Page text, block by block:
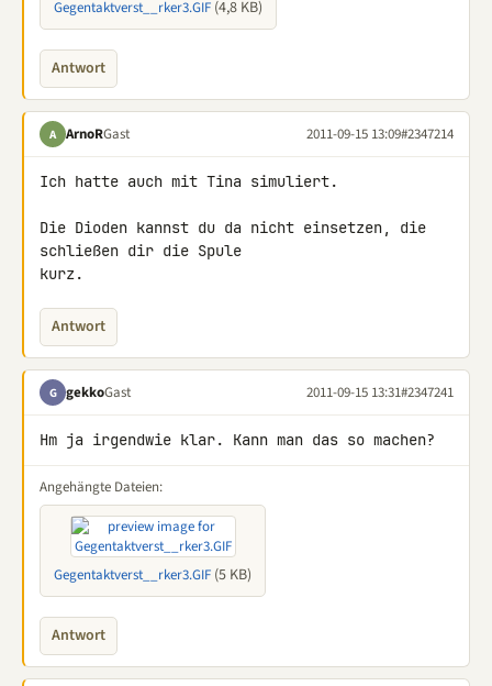
Gegentaktverst__rker3.GIF (4,8 KB)
Antwort
A ArnoRGast 2011-09-15 13:09#2347214
Ich hatte auch mit Tina simuliert.
Die Dioden kannst du da nicht einsetzen, die
schließen dir die Spule
kurz.
Antwort
G gekkoGast 2011-09-15 13:31#2347241
Hm ja irgendwie klar. Kann man das so machen?
Angehängte Dateien:
Gegentaktverst__rker3.GIF (5 KB)
Antwort